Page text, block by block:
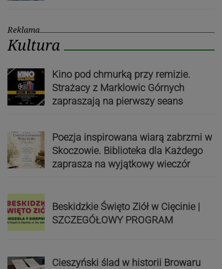
Reklama
Kultura
Kino pod chmurką przy remizie.
Strażacy z Marklowic Górnych
zapraszają na pierwszy seans
Poezja inspirowana wiarą zabrzmi w
Skoczowie. Biblioteka dla Każdego
zaprasza na wyjątkowy wieczór
Beskidzkie Święto Ziół w Cięcinie |
SZCZEGÓŁOWY PROGRAM
Cieszyński ślad w historii Browaru